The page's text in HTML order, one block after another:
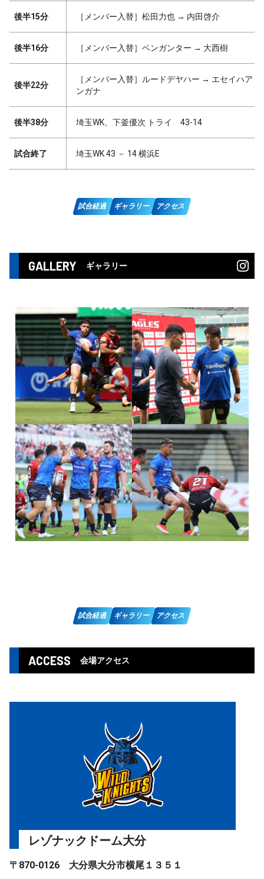
後半15分 ［メンバー入替］松田力也 → 内田啓介
後半16分 ［メンバー入替］ベンガンター → 大西樹
後半22分
［メンバー入替］ルードデヤハー → エセイハア
ンガナ
後半38分 埼玉WK、下釜優次 トライ 43-14
試合終了 埼玉WK 43 － 14 横浜E
試合経過 ギャラリー アクセス
GALLERY ギャラリー
試合経過 ギャラリー アクセス
ACCESS 会場アクセス
レゾナックドーム大分
〒870-0126 大分県大分市横尾１３５１